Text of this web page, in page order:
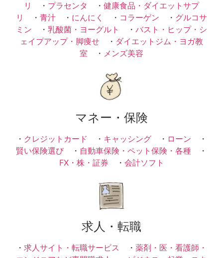
リ
・ プラセンタ ・ 健康食品・ダイエットサプ
リ
・ 青汁 ・ にんにく ・ コラーゲン ・ グルコサ
ミン ・ 乳酸菌・ヨーグルト ・ バスト・ヒップ・シ
ェイプアップ・脚痩せ ・ ダイエットジム・ヨガ教
室 ・ メンズ美容
マネー・保険
・ クレジットカード ・ キャッシング ・ ローン ・
賢い保険選び ・ 自動車保険・ペット保険・各種 ・
FX・株・証券 ・ 会計ソフト
求人・転職
・ 求人サイト・転職サービス ・ 薬剤・医・看護師・